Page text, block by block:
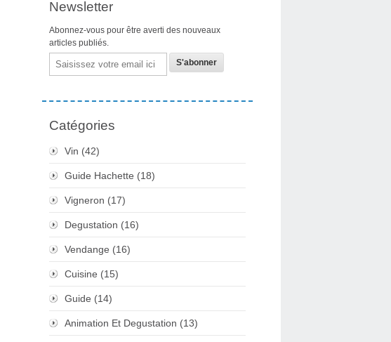
Newsletter
Abonnez-vous pour être averti des nouveaux
articles publiés.
Email
Catégories
Vin (42)
Guide Hachette (18)
Vigneron (17)
Degustation (16)
Vendange (16)
Cuisine (15)
Guide (14)
Animation Et Degustation (13)